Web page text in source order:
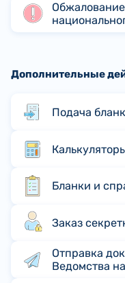
Дополнительные
Подача
Бланки и
Заказ
Отправка
Ведомства